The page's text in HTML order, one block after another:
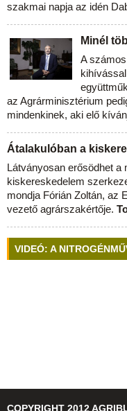
szakmai napja az idén
Minél
A
az Agrárminisztérium
mindenkinek, aki elő
Átalakulóban a
Látványosan erősödhet a
kiskereskedelem
mondja Fórián Zoltán, az
vezető agrárszakértője.
VIDEÓ: A
COPYRIGHT 2012